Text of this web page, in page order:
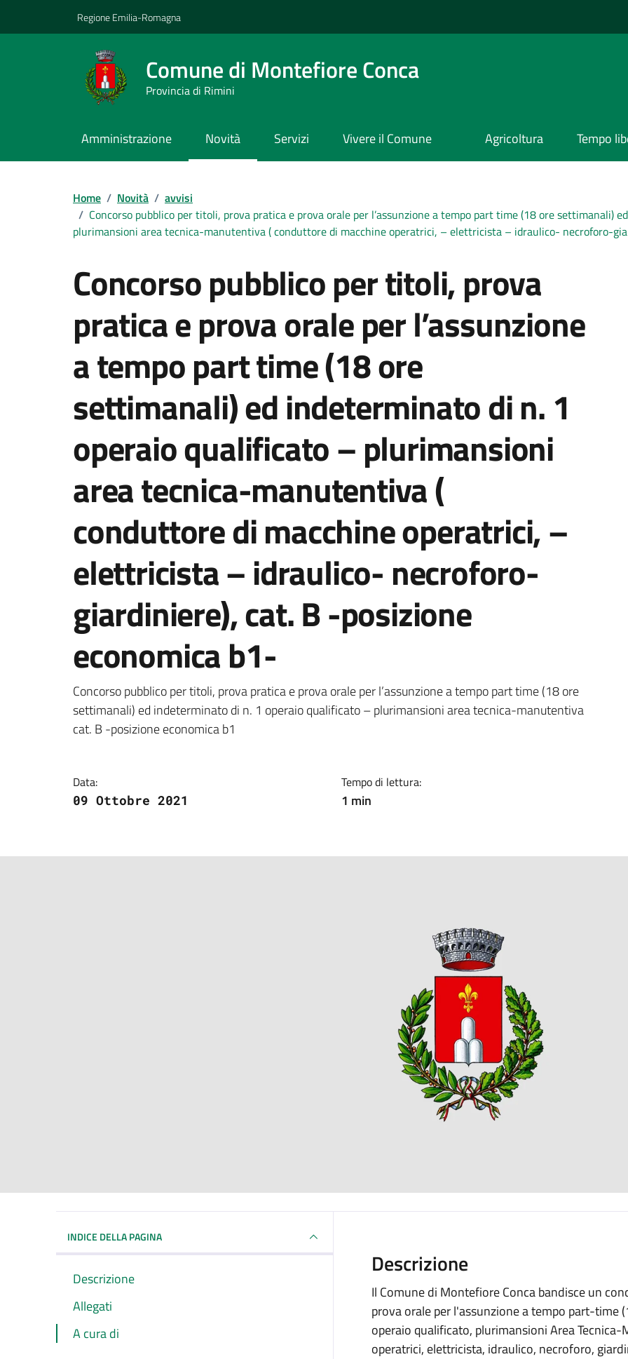
Regione Emilia-Romagna
Comune di Montefiore Conca
Provincia di Rimini
Amministrazione Novità Servizi Vivere il Comune Agricoltura Tempo
Home / Novità / avvisi
/ Concorso pubblico per titoli, prova pratica e prova orale per l’assunzione a tempo part time (18 ore settimanali)
plurimansioni area tecnica-manutentiva ( conduttore di macchine operatrici, – elettricista – idraulico- necroforo-
Concorso pubblico per titoli, prova
pratica e prova orale per l’assunzione
a tempo part time (18 ore
settimanali) ed indeterminato di n. 1
operaio qualificato – plurimansioni
area tecnica-manutentiva (
conduttore di macchine operatrici, –
elettricista – idraulico- necroforo-
giardiniere), cat. B -posizione
economica b1-
Dettagli della notizia
Concorso pubblico per titoli, prova pratica e prova orale per l’assunzione a tempo part time (18 ore
settimanali) ed indeterminato di n. 1 operaio qualificato – plurimansioni area tecnica-manutentiva
cat. B -posizione economica b1
Data:
09 Ottobre 2021
Tempo di lettura:
1 min
INDICE DELLA PAGINA
Descrizione
Allegati
A cura di
Descrizione
Il Comune di Montefiore Conca bandisce un
prova orale per l'assunzione a tempo part-time
operaio qualificato, plurimansioni Area
operatrici, elettricista, idraulico, necroforo,